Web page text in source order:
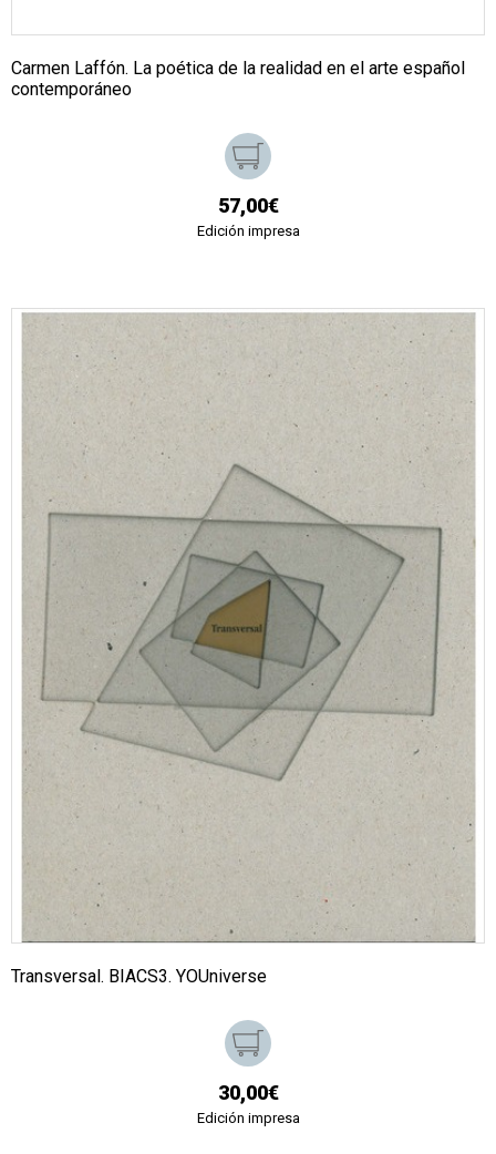
Carmen Laffón. La poética de la realidad en el arte español
contemporáneo
57,00€
Edición impresa
Transversal. BIACS3. YOUniverse
30,00€
Edición impresa